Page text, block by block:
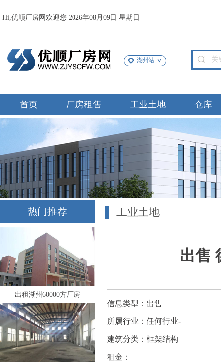
Hi,优顺厂房网欢迎您 2026年08月09日 星期日
湖州站
首页 厂房租售 工业土地 仓库
热门推荐
出租湖州60000方厂房
工业土地
出售
信息类型：出售
所属行业：任何行业-
建筑分类：框架结构
租金：